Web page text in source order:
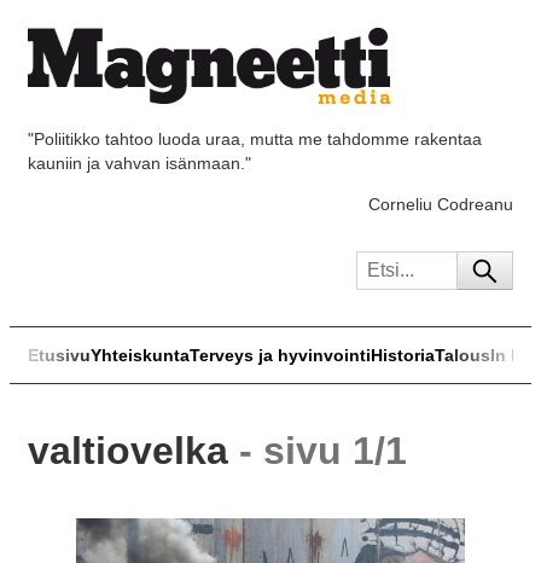
"Poliitikko tahtoo luoda uraa, mutta me tahdomme rakentaa
kauniin ja vahvan isänmaan."
Corneliu Codreanu
EtusivuYhteiskuntaTerveys ja hyvinvointiHistoriaTalousIn
valtiovelka - sivu 1/1